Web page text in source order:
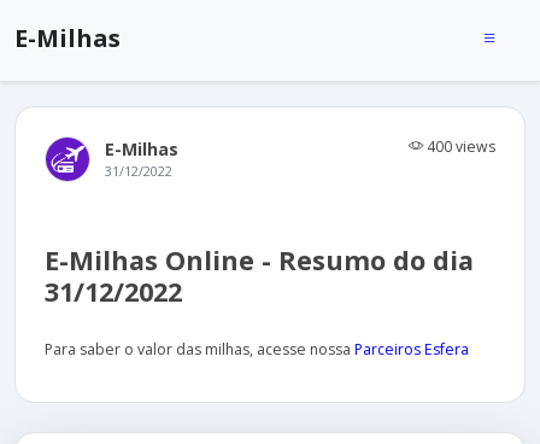
E-Milhas
E-Milhas 400 views
31/12/2022
E-Milhas Online - Resumo do dia
31/12/2022
Para saber o valor das milhas, acesse nossa Parceiros Esfera